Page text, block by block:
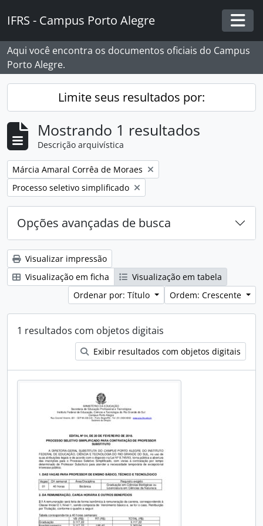
IFRS - Campus Porto Alegre
Aqui você encontra os documentos oficiais do Campus
Porto Alegre.
Limite seus resultados por:
Mostrando 1 resultados
Descrição arquivística
Remover filtro:
Márcia Amaral Corrêa de Moraes
Remover filtro:
Processo seletivo simplificado
Opções avançadas de busca
Visualizar impressão
Visualização em ficha
Visualização em tabela
Ordenar por: Título
Ordem: Crescente
1 resultados com objetos digitais
Exibir resultados com objetos digitais